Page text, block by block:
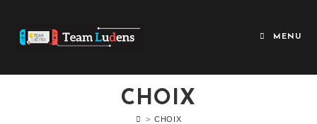
MENU
CHOIX
> CHOIX